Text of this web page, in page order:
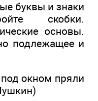
буквы и знаки
скобки.
основы.
подлежащее и
окном пряли